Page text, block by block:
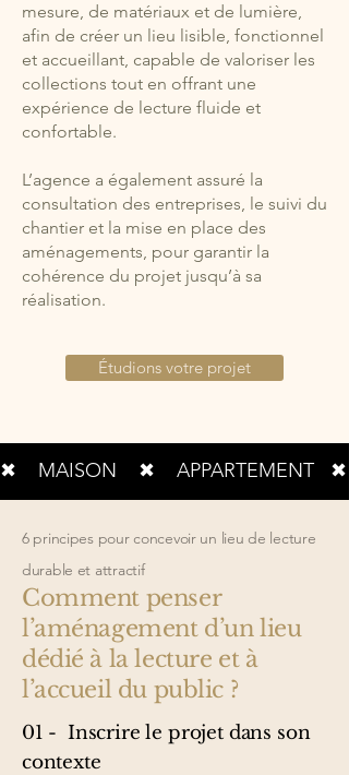
mesure, de matériaux et de lumière,
afin de créer un lieu lisible, fonctionnel
et accueillant, capable de valoriser les
collections tout en offrant une
expérience de lecture fluide et
confortable.
L’agence a également assuré la
consultation des entreprises, le suivi du
chantier et la mise en place des
aménagements, pour garantir la
cohérence du projet jusqu’à sa
réalisation.
Étudions votre projet
✖    MAISON    ✖    APPARTEMENT
6 principes pour concevoir un lieu de lecture
durable et attractif
Comment penser
l’aménagement d’un lieu
dédié à la lecture et à
l’accueil du public ?
01 - Inscrire le projet dans son
contexte